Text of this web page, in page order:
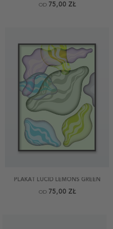
OD 75,00 ZŁ
PLAKAT LUCID LEMONS GREEN
OD 75,00 ZŁ